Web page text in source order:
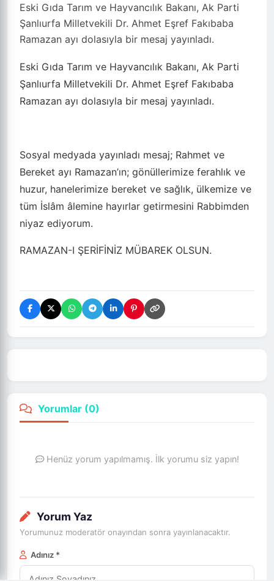
Eski Gıda Tarım ve Hayvancılık Bakanı, Ak Parti
Şanlıurfa Milletvekili Dr. Ahmet Eşref Fakıbaba
Ramazan ayı dolasıyla bir mesaj yayınladı.
Eski Gıda Tarım ve Hayvancılık Bakanı, Ak Parti
Şanlıurfa Milletvekili Dr. Ahmet Eşref Fakıbaba
Ramazan ayı dolasıyla bir mesaj yayınladı.
Sosyal medyada yayınladı mesaj; Rahmet ve
Bereket ayı Ramazan’ın; gönüllerimize ferahlık ve
huzur, hanelerimize bereket ve sağlık, ülkemize ve
tüm İslâm âlemine hayırlar getirmesini Rabbimden
niyaz ediyorum.
RAMAZAN-I ŞERİFİNİZ MÜBAREK OLSUN.
Yorumlar (0)
Henüz yorum yapılmamış. İlk yorumu siz yapın!
Yorum Yaz
Yorumunuz moderatör onayından sonra yayınlanacaktır.
Adınız *